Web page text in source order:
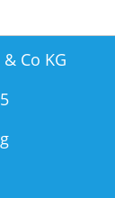
Co KG